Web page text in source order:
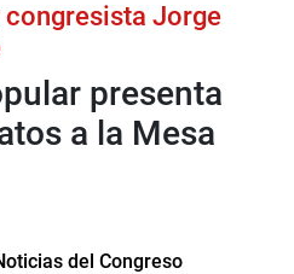
congresista Jorge
presenta
a la Mesa
del Congreso